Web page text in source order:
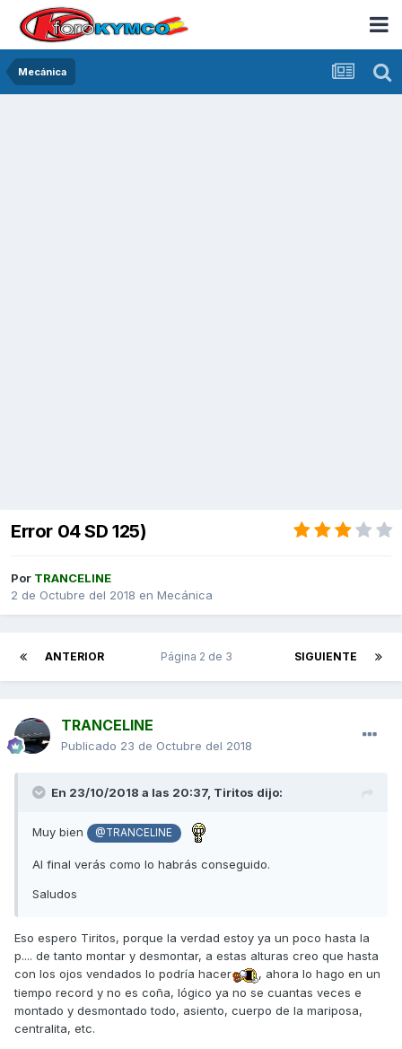
Mecánica
Error 04 SD 125)
Por TRANCELINE
2 de Octubre del 2018 en Mecánica
ANTERIOR SIGUIENTE
Página 2 de 3
TRANCELINE
Publicado 23 de Octubre del 2018
En 23/10/2018 a las 20:37, Tiritos dijo:
Muy bien @TRANCELINE
Al final verás como lo habrás conseguido.
Saludos
Eso espero Tiritos, porque la verdad estoy ya un poco hasta la
p.... de tanto montar y desmontar, a estas alturas creo que hasta
con los ojos vendados lo podría hacer
, ahora lo hago en un
tiempo record y no es coña, lógico ya no se cuantas veces e
montado y desmontado todo, asiento, cuerpo de la mariposa,
centralita, etc.